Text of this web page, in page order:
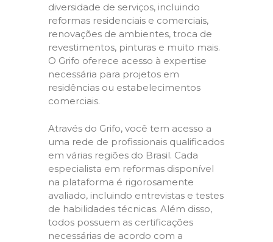
diversidade de serviços, incluindo
reformas residenciais e comerciais,
renovações de ambientes, troca de
revestimentos, pinturas e muito mais.
O Grifo oferece acesso à expertise
necessária para projetos em
residências ou estabelecimentos
comerciais.
Através do Grifo, você tem acesso a
uma rede de profissionais qualificados
em várias regiões do Brasil. Cada
especialista em reformas disponível
na plataforma é rigorosamente
avaliado, incluindo entrevistas e testes
de habilidades técnicas. Além disso,
todos possuem as certificações
necessárias de acordo com a